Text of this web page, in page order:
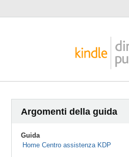
Argomenti della guida
Guida
Home Centro assistenza KDP